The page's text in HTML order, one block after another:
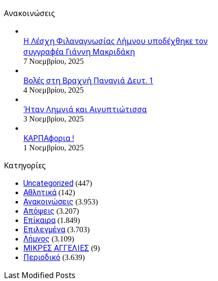
Ανακοινώσεις
Η Λέσχη Φιλαναγνωσίας Λήμνου υποδέχθηκε τον
συγγραφέα Γιάννη Μακριδάκη
7 Νοεμβρίου, 2025
Βολές στη Βραχνή Παναγιά Δευτ. 1
4 Νοεμβρίου, 2025
Ήταν Λημνιά και Αιγυπτιώτισσα
3 Νοεμβρίου, 2025
ΚΑΡΠΑφορια !
1 Νοεμβρίου, 2025
Kατηγορίες
Uncategorized (447)
Αθλητικά (142)
Ανακοινώσεις (3.953)
Απόψεις (3.207)
Επίκαιρα (1.849)
Επιλεγμένα (3.703)
Λήμνος (3.109)
ΜΙΚΡΕΣ ΑΓΓΕΛΙΕΣ (9)
Περιοδικό (3.639)
Last Modified Posts